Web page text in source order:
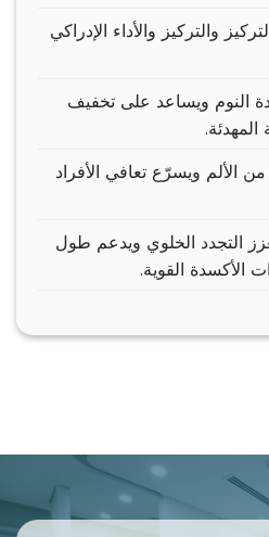
والتركيز والأداء الإدراكي
النوم ويساعد على تخفيف
المهدئة.
الألم ويسرّع تعافي الأفراد
التجدد الخلوي ويدعم طول
الأكسدة القوية.